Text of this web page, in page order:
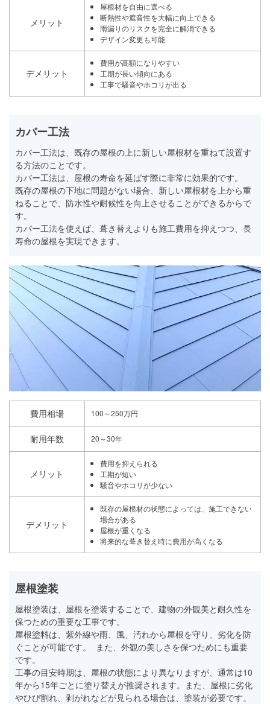
メリット
屋根材を自由に選べる
断熱性や遮音性を大幅に向上できる
雨漏りのリスクを完全に解消できる
デザイン変更も可能
デメリット
費用が高額になりやすい
工期が長い傾向にある
工事で騒音やホコリが出る
カバー工法
カバー工法は、既存の屋根の上に新しい屋根材を重ねて設置す
る方法のことです。
カバー工法は、屋根の寿命を延ばす際に非常に効果的です。
既存の屋根の下地に問題がない場合、新しい屋根材を上から重
ねることで、防水性や耐候性を向上させることができるからで
す。
カバー工法を使えば、葺き替えよりも施工費用を抑えつつ、長
寿命の屋根を実現できます。
費用相場 100～250万円
耐用年数 20～30年
メリット
費用を抑えられる
工期が短い
騒音やホコリが少ない
デメリット
既存の屋根材の状態によっては、施工できない
場合がある
屋根が重くなる
将来的な葺き替え時に費用が高くなる
屋根塗装
屋根塗装は、屋根を塗装することで、建物の外観美と耐久性を
保つための重要な工事です。
屋根塗料は、紫外線や雨、風、汚れから屋根を守り、劣化を防
ぐことが可能です。 また、外観の美しさを保つためにも重要
です。
工事の目安時期は、屋根の状態により異なりますが、通常は10
年から15年ごとに塗り替えが推奨されます。また、屋根に劣化
やひび割れ、剥がれなどが見られる場合は、塗装が必要です。